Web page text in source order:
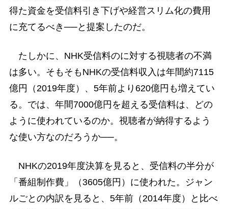
得た資金を受信料引き下げや経営スリム化の費用
に充てるべき──と提案したのだ。
たしかに、NHK受信料のに対する視聴者の不満
は多い。そもそもNHKの受信料収入は年間約7115
億円（2019年度）、5年前より620億円も増えてい
る。では、年間7000億円を超える受信料は、どの
ように使われているのか。視聴者が納得するよう
な使い方なのだろうか──。
NHKの2019年度決算を見ると、受信料の半分が
「番組制作費」（3605億円）に使われた。ジャン
ルごとの内訳を見ると、5年前（2014年度）と比べ